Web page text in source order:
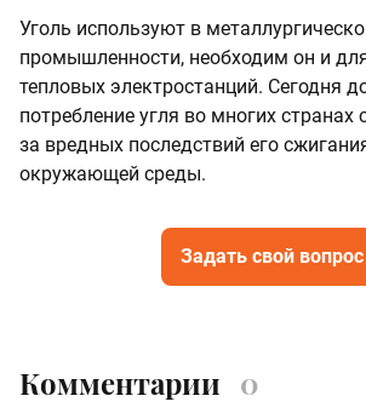
Уголь используют в
промышленности, необходим он и
тепловых электростанций. Сегодня
потребление угля во многих странах
за вредных последствий его
окружающей среды.
Задать свой вопрос
Комментарии 0